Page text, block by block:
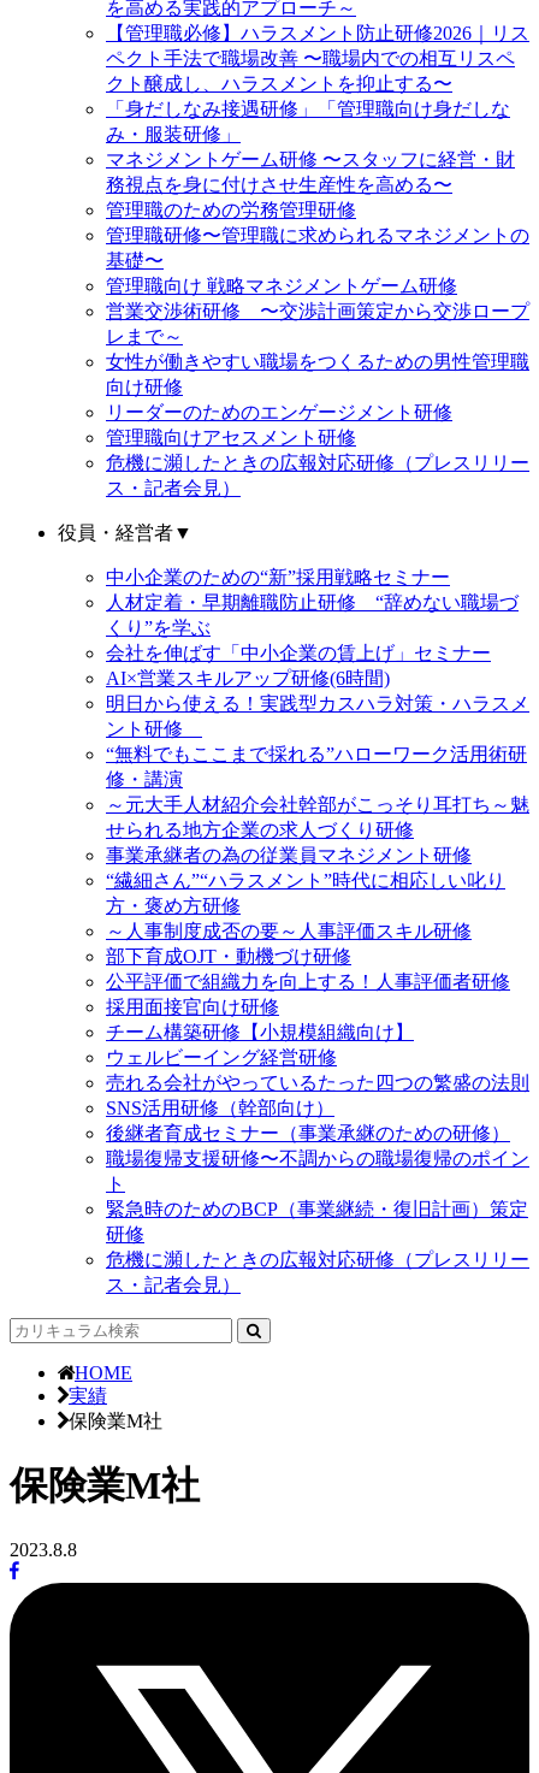
を高める実践的アプローチ～
【管理職必修】ハラスメント防止研修2026｜リス
ペクト手法で職場改善 〜職場内での相互リスペ
クト醸成し、ハラスメントを抑止する〜
「身だしなみ接遇研修」「管理職向け身だしな
み・服装研修」
マネジメントゲーム研修 〜スタッフに経営・財
務視点を身に付けさせ生産性を高める〜
管理職のための労務管理研修
管理職研修〜管理職に求められるマネジメントの
基礎〜
管理職向け 戦略マネジメントゲーム研修
営業交渉術研修 〜交渉計画策定から交渉ロープ
レまで～
女性が働きやすい職場をつくるための男性管理職
向け研修
リーダーのためのエンゲージメント研修
管理職向けアセスメント研修
危機に瀕したときの広報対応研修（プレスリリー
ス・記者会見）
役員・経営者▼
中小企業のための“新”採用戦略セミナー
人材定着・早期離職防止研修 “辞めない職場づ
くり”を学ぶ
会社を伸ばす「中小企業の賃上げ」セミナー
AI×営業スキルアップ研修(6時間)
明日から使える！実践型カスハラ対策・ハラスメ
ント研修
“無料でもここまで採れる”ハローワーク活用術研
修・講演
～元大手人材紹介会社幹部がこっそり耳打ち～魅
せられる地方企業の求人づくり研修
事業承継者の為の従業員マネジメント研修
“繊細さん”“ハラスメント”時代に相応しい叱り
方・褒め方研修
～人事制度成否の要～人事評価スキル研修
部下育成OJT・動機づけ研修
公平評価で組織力を向上する！人事評価者研修
採用面接官向け研修
チーム構築研修【小規模組織向け】
ウェルビーイング経営研修
売れる会社がやっているたった四つの繁盛の法則
SNS活用研修（幹部向け）
後継者育成セミナー（事業承継のための研修）
職場復帰支援研修〜不調からの職場復帰のポイン
ト
緊急時のためのBCP（事業継続・復旧計画）策定
研修
危機に瀕したときの広報対応研修（プレスリリー
ス・記者会見）
HOME
実績
保険業M社
保険業M社
2023.8.8